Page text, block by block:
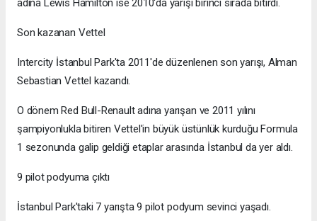
Son kazanan Vettel
Intercity İstanbul Park'ta 2011'de düzenlenen son yarışı, Alman
Sebastian Vettel kazandı.
O dönem Red Bull-Renault adına yarışan ve 2011 yılını
şampiyonlukla bitiren Vettel'in büyük üstünlük kurduğu Formula
1 sezonunda galip geldiği etaplar arasında İstanbul da yer aldı.
9 pilot podyuma çıktı
İstanbul Park'taki 7 yarışta 9 pilot podyum sevinci yaşadı.